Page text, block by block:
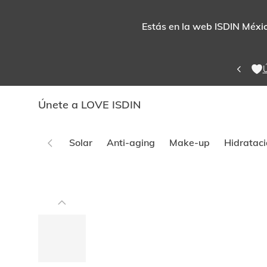
Estás en la web ISDIN
Únete a LOVE ISDIN
Solar Anti-aging Make-up
carrusel